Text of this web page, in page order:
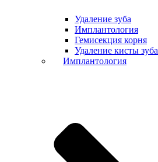
Удаление зуба
Имплантология
Гемисекция корня
Удаление кисты зуба
Имплантология